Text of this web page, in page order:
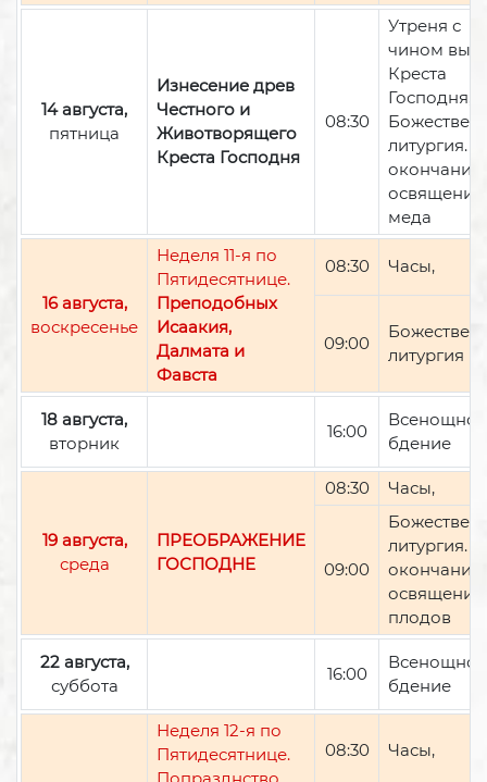
14 августа,
пятница
Изнесение древ
Честного и
Животворящего
Креста Господня
08:30
Утреня с
чином
Креста
Господня,
литургия.
окончании
освящение
меда
16 августа,
воскресенье
Неделя 11-я по
Пятидесятнице.
Преподобных
Исаакия,
Далмата и
Фавста
08:30 Часы,
09:00
литургия
18 августа,
вторник
16:00
Всенощное
бдение
19 августа,
среда
ПРЕОБРАЖЕНИЕ
ГОСПОДНЕ
08:30 Часы,
09:00
литургия.
окончании
освящение
плодов
22 августа,
суббота
16:00
Всенощное
бдение
Неделя 12-я по
Пятидесятнице.
08:30 Часы,